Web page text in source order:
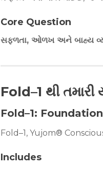
Core Question
સફળતા, ઓળખ અને બાહ્ય
Fold–1 થી
Fold–1: Foundation
Fold–1, Yujom®
Includes